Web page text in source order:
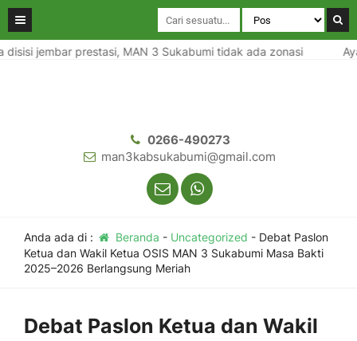
jembar prestasi, MAN 3 Sukabumi tidak ada zonasi Aya
0266-490273
man3kabsukabumi@gmail.com
Anda ada di : Beranda - Uncategorized - Debat Paslon
Ketua dan Wakil Ketua OSIS MAN 3 Sukabumi Masa Bakti
2025–2026 Berlangsung Meriah
Debat Paslon Ketua dan Wakil